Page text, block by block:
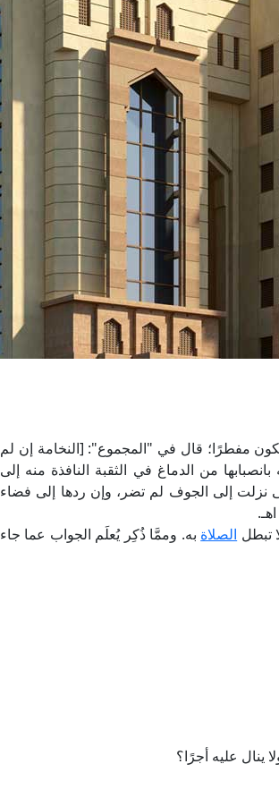
يكون مفطرًا؛ قال في "المجموع": [النخامة إن لم
من الدماغ في الثقبة النافذة منه إلى
إلى الجوف لم تضر، وإن ردها إلى فضاء
تبطل الصلاة به. وممَّا ذُكِر يُعلَم الجواب عما جاء
ينال عليه أجرًا؟